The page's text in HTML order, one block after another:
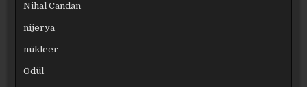
Nihal Candan
nijerya
nükleer
Ödül